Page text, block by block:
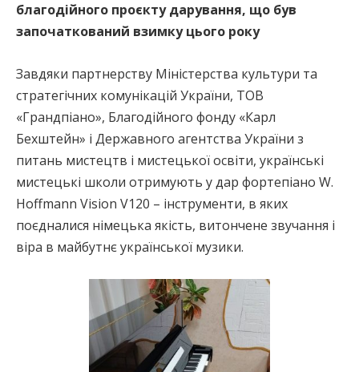
благодійного проєкту дарування, що був
започаткований взимку цього року
Завдяки партнерству Міністерства культури та
стратегічних комунікацій України, ТОВ
«Грандпіано», Благодійного фонду «Карл
Бехштейн» і Державного агентства України з
питань мистецтв і мистецької освіти, українські
мистецькі школи отримують у дар фортепіано W.
Hoffmann Vision V120 – інструменти, в яких
поєдналися німецька якість, витончене звучання і
віра в майбутнє української музики.